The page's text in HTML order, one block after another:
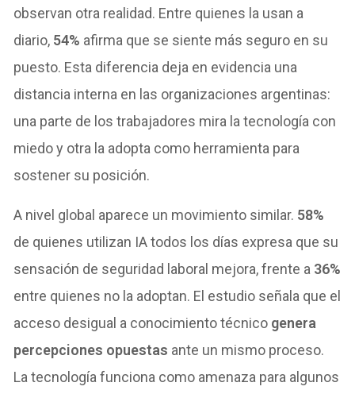
observan otra realidad. Entre quienes la usan a
diario, 54% afirma que se siente más seguro en su
puesto. Esta diferencia deja en evidencia una
distancia interna en las organizaciones argentinas:
una parte de los trabajadores mira la tecnología con
miedo y otra la adopta como herramienta para
sostener su posición.
A nivel global aparece un movimiento similar. 58%
de quienes utilizan IA todos los días expresa que su
sensación de seguridad laboral mejora, frente a 36%
entre quienes no la adoptan. El estudio señala que el
acceso desigual a conocimiento técnico genera
percepciones opuestas ante un mismo proceso.
La tecnología funciona como amenaza para algunos